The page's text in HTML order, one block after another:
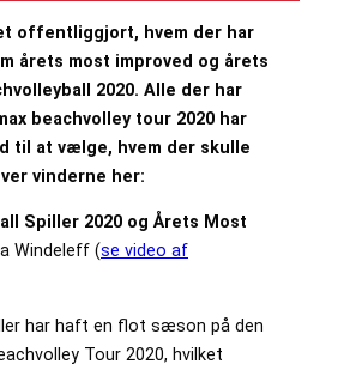
offentliggjort, hvem der har
årets most improved og årets
2020. Alle der har
beachvolley tour 2020 har
til at vælge, hvem der skulle
vinderne her:
Spiller 2020 og Årets Most
Windeleff (se video af
har haft en flot sæson på den
Tour 2020, hvilket